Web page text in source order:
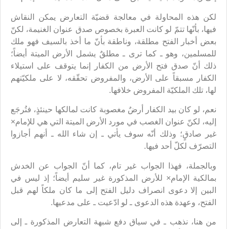
لكن هذه المحاولة في معالجة قضيّة التعارض يمكن النقاش
فيها، بأنّها تتمّ لو كانت العبرة بخصوص صدق عنوان الغنيمة، لكنّ
بعض أخبار الفتح مطلقة، وناطقة بأنّ ما أخذ بالسيف فهو ملك
للمسلمين، وهو ـ كما ترى ـ مطلقٌ يشمل الأرض الميتة أيضاً؛
ذلك أنّ صدق فتح الأرض من الكفار إنما يتوقف على استيلاء
الكفار مسبقاً على الأرض، والمفروض تحقّقه، لا على ملكيّتهم
لها، تلك الملكيّة المفروض خلافها.
نعم، لو كان بيد الكفار أرضٌ مغصوبة كانت لمالكها حينئذٍ، فتُرجَع
إليه، لكنّ عنوان الغصب في مورد الأرض الميتة التي هي للإمام×
غير صادقٍ؛ وذلك أنّه سوف يأتي ـ إن شاء الله ـ أنهم أجازوا
التصرّف لكلّ أحد فيها.
وبالجملة، فهذا الجواب غير تام، كما أنّ الجواب عن الخدش
بمالكية الإمام× للأرض المذكورة غير سليم أيضاً؛ إذ ليس في
البين إلا دعوى انصراف دليل الفتح إلى ما كان ملكاً لهم قبل
الفتح، وعهدة هذه الدعوى ـ لو ادّعيت ـ على مدعيها.
من هنا، نذهب ـ في سياق دفع شبهة التعارض المذكورة ـ إلى